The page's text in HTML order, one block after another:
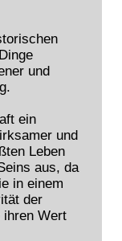
und
ein
und
Leben
aus, da
in einem
der
Wert